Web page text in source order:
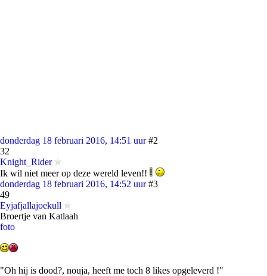
donderdag 18 februari 2016, 14:51 uur #2
32
Knight_Rider
Ik wil niet meer op deze wereld leven!!
donderdag 18 februari 2016, 14:52 uur #3
49
Eyjafjallajoekull
Broertje van Katlaah
foto
"Oh hij is dood?, nouja, heeft me toch 8 likes opgeleverd !"